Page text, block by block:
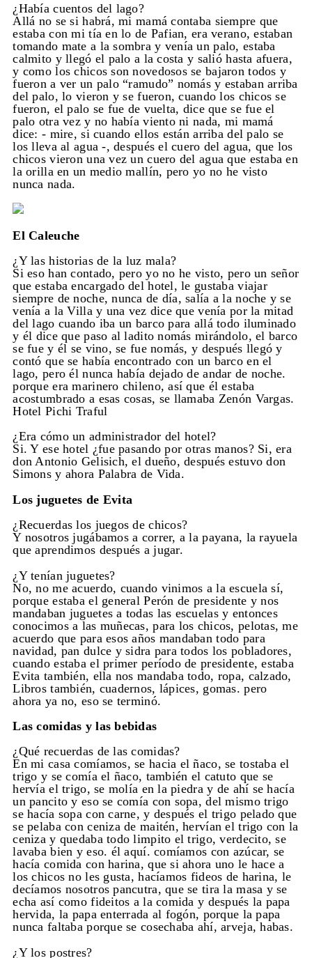
¿Había cuentos del lago?
Allá no se si habrá, mi mamá contaba siempre que
estaba con mi tía en lo de Pafian, era verano, estaban
tomando mate a la sombra y venía un palo, estaba
calmito y llegó el palo a la costa y salió hasta afuera,
y como los chicos son novedosos se bajaron todos y
fueron a ver un palo “ramudo” nomás y estaban arriba
del palo, lo vieron y se fueron, cuando los chicos se
fueron, el palo se fue de vuelta, dice que se fue el
palo otra vez y no había viento ni nada, mi mamá
dice: - mire, si cuando ellos están arriba del palo se
los lleva al agua -, después el cuero del agua, que los
chicos vieron una vez un cuero del agua que estaba en
la orilla en un medio mallín, pero yo no he visto
nunca nada.
El Caleuche
¿Y las historias de la luz mala?
Si eso han contado, pero yo no he visto, pero un señor
que estaba encargado del hotel, le gustaba viajar
siempre de noche, nunca de día, salía a la noche y se
venía a la Villa y una vez dice que venía por la mitad
del lago cuando iba un barco para allá todo iluminado
y él dice que paso al ladito nomás mirándolo, el barco
se fue y él se vino, se fue nomás, y después llegó y
contó que se había encontrado con un barco en el
lago, pero él nunca había dejado de andar de noche.
porque era marinero chileno, así que él estaba
acostumbrado a esas cosas, se llamaba Zenón Vargas.
Hotel Pichi Traful
¿Era cómo un administrador del hotel?
Si. Y ese hotel ¿fue pasando por otras manos? Si, era
don Antonio Gelisich, el dueño, después estuvo don
Simons y ahora Palabra de Vida.
Los juguetes de Evita
¿Recuerdas los juegos de chicos?
Y nosotros jugábamos a correr, a la payana, la rayuela
que aprendimos después a jugar.
¿Y tenían juguetes?
No, no me acuerdo, cuando vinimos a la escuela sí,
porque estaba el general Perón de presidente y nos
mandaban juguetes a todas las escuelas y entonces
conocimos a las muñecas, para los chicos, pelotas, me
acuerdo que para esos años mandaban todo para
navidad, pan dulce y sidra para todos los pobladores,
cuando estaba el primer período de presidente, estaba
Evita también, ella nos mandaba todo, ropa, calzado,
Libros también, cuadernos, lápices, gomas. pero
ahora ya no, eso se terminó.
Las comidas y las bebidas
¿Qué recuerdas de las comidas?
En mi casa comíamos, se hacia el ñaco, se tostaba el
trigo y se comía el ñaco, también el catuto que se
hervía el trigo, se molía en la piedra y de ahí se hacía
un pancito y eso se comía con sopa, del mismo trigo
se hacía sopa con carne, y después el trigo pelado que
se pelaba con ceniza de maitén, hervían el trigo con la
ceniza y quedaba todo limpito el trigo, verdecito, se
lavaba bien y eso. él aquí. comíamos con azúcar, se
hacía comida con harina, que si ahora uno le hace a
los chicos no les gusta, hacíamos fideos de harina, le
decíamos nosotros pancutra, que se tira la masa y se
echa así como fideitos a la comida y después la papa
hervida, la papa enterrada al fogón, porque la papa
nunca faltaba porque se cosechaba ahí, arveja, habas.
¿Y los postres?